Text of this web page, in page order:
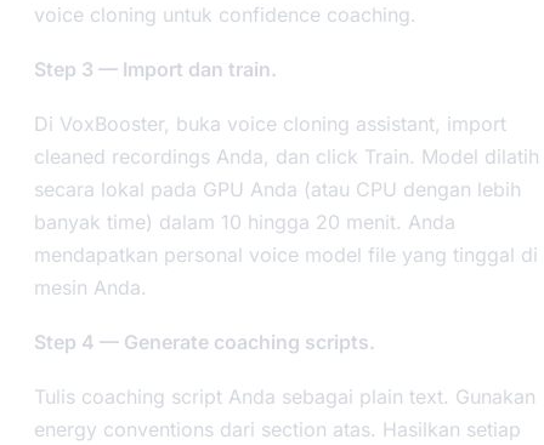
voice cloning untuk confidence coaching.
Step 3 — Import dan train.
Di VoxBooster, buka voice cloning assistant, import
cleaned recordings Anda, dan click Train. Model dilatih
secara lokal pada GPU Anda (atau CPU dengan lebih
banyak time) dalam 10 hingga 20 menit. Anda
mendapatkan personal voice model file yang tinggal di
mesin Anda.
Step 4 — Generate coaching scripts.
Tulis coaching script Anda sebagai plain text. Gunakan
energy conventions dari section atas. Hasilkan setiap